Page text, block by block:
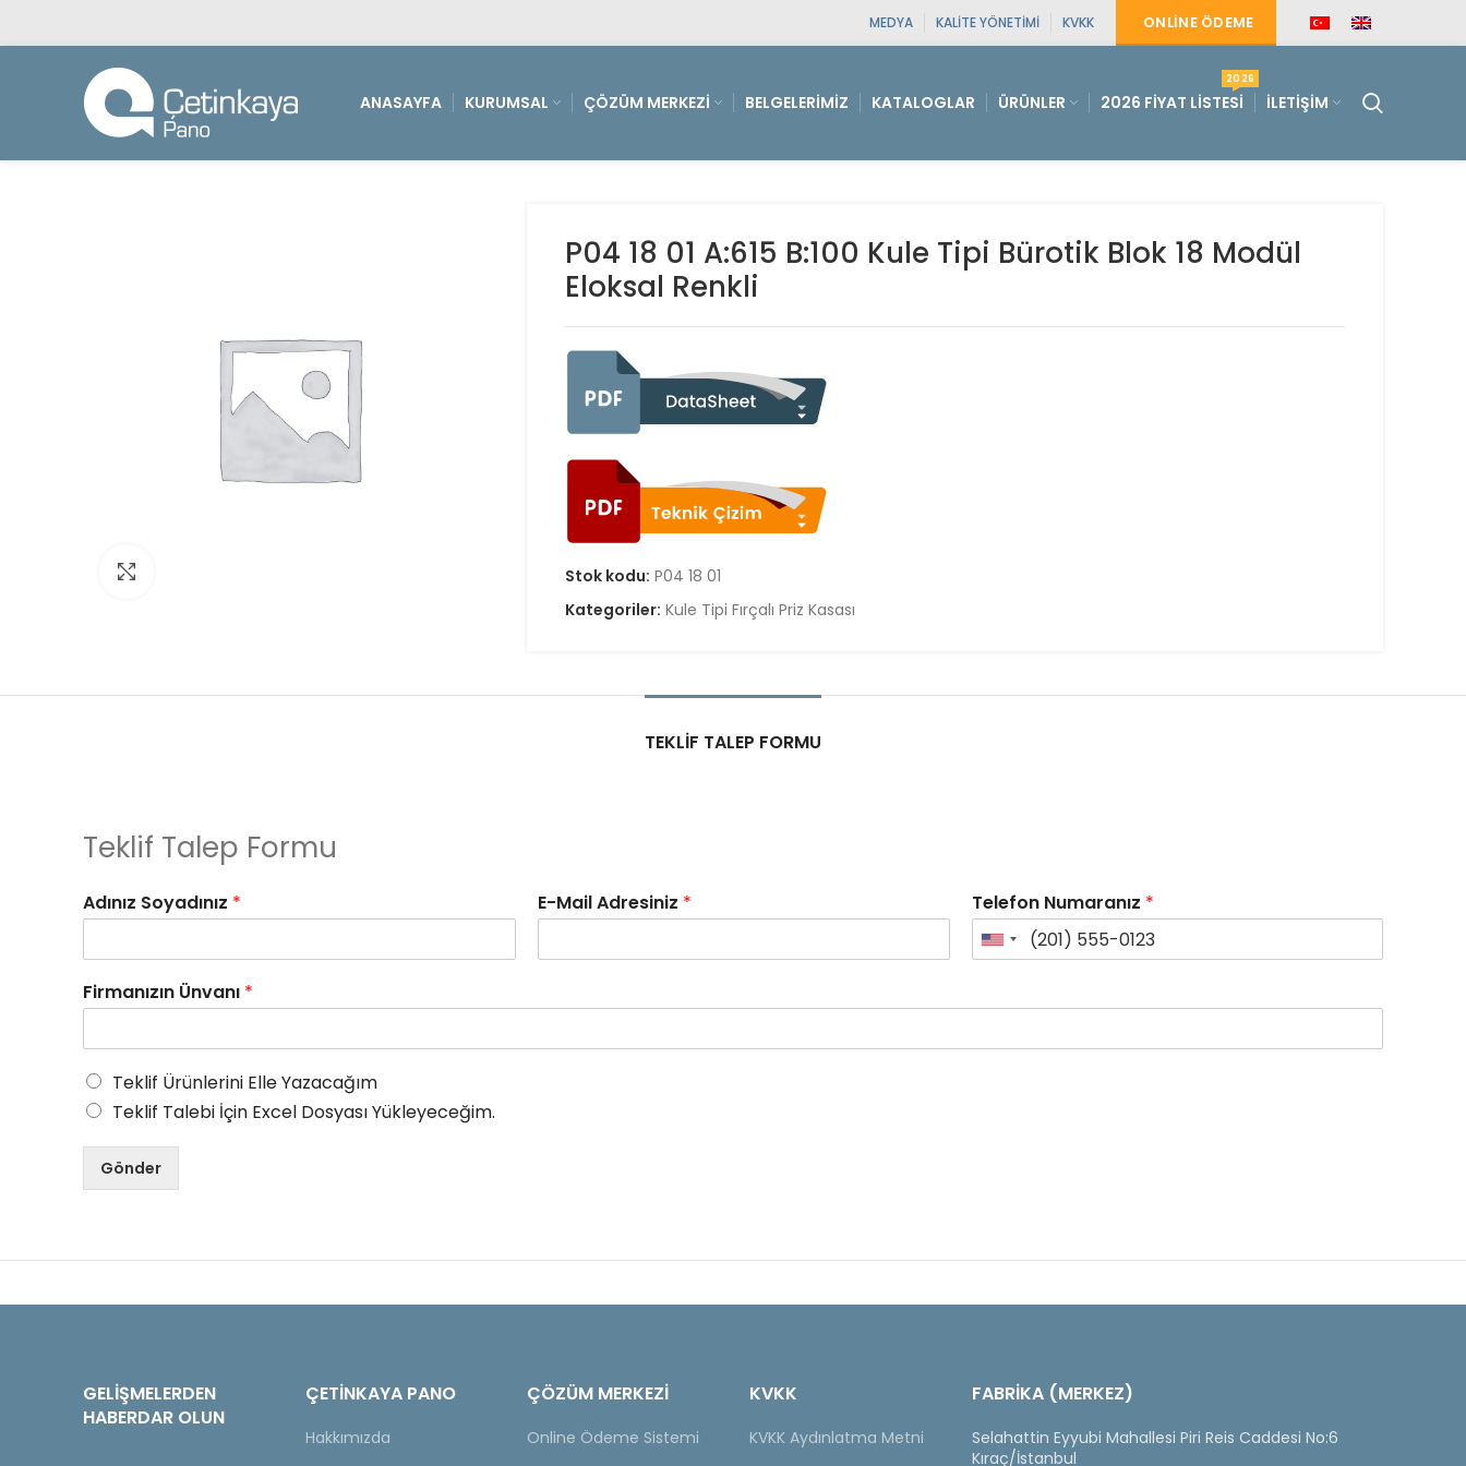
MEDYA KALITE YÖNETIMI KVKK ONLINE ÖDEME
ANASAYFA KURUMSAL ÇÖZÜM MERKEZI BELGELERIMIZ KATALOGLAR ÜRÜNLER 2026 FIYAT LISTESI
2026
İLETIŞIM
P04 18 01 A:615 B:100 Kule Tipi Bürotik Blok 18 Modül
Eloksal Renkli
Stok kodu: P04 18 01
Kategoriler: Kule Tipi Fırçalı Priz Kasası
TEKLIF TALEP FORMU
Teklif Talep Formu
Adınız Soyadınız * E-Mail Adresiniz * Telefon Numaranız *
Firmanızın Ünvanı *
Teklif Ürünlerini Elle Yazacağım
Teklif Talebi İçin Excel Dosyası Yükleyeceğim.
Gönder
GELIŞMELERDEN
HABERDAR OLUN
ÇETINKAYA PANO
Hakkımızda
ÇÖZÜM MERKEZİ
Online Ödeme Sistemi
KVKK
KVKK Aydınlatma Metni
FABRİKA (MERKEZ)
Selahattin Eyyubi Mahallesi Piri Reis Caddesi No:6
Kıraç/İstanbul